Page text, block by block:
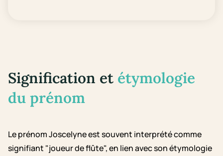
Signification et étymologie
du prénom
Le prénom Joscelyne est souvent interprété comme
signifiant "joueur de flûte", en lien avec son étymologie